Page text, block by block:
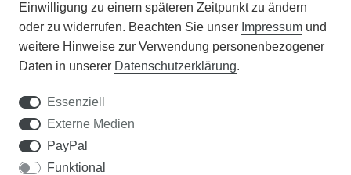
Wildlife Garden Wandhaken Katze (Grau)
24,00 €
21,60 € *
Einwilligung zu einem späteren Zeitpunkt zu ändern
oder zu widerrufen. Beachten Sie unser Impressum und
weitere Hinweise zur Verwendung personenbezogener
Daten in unserer Daten­schutz­erklärung.
Essenziell
Externe Medien
PayPal
Funktional